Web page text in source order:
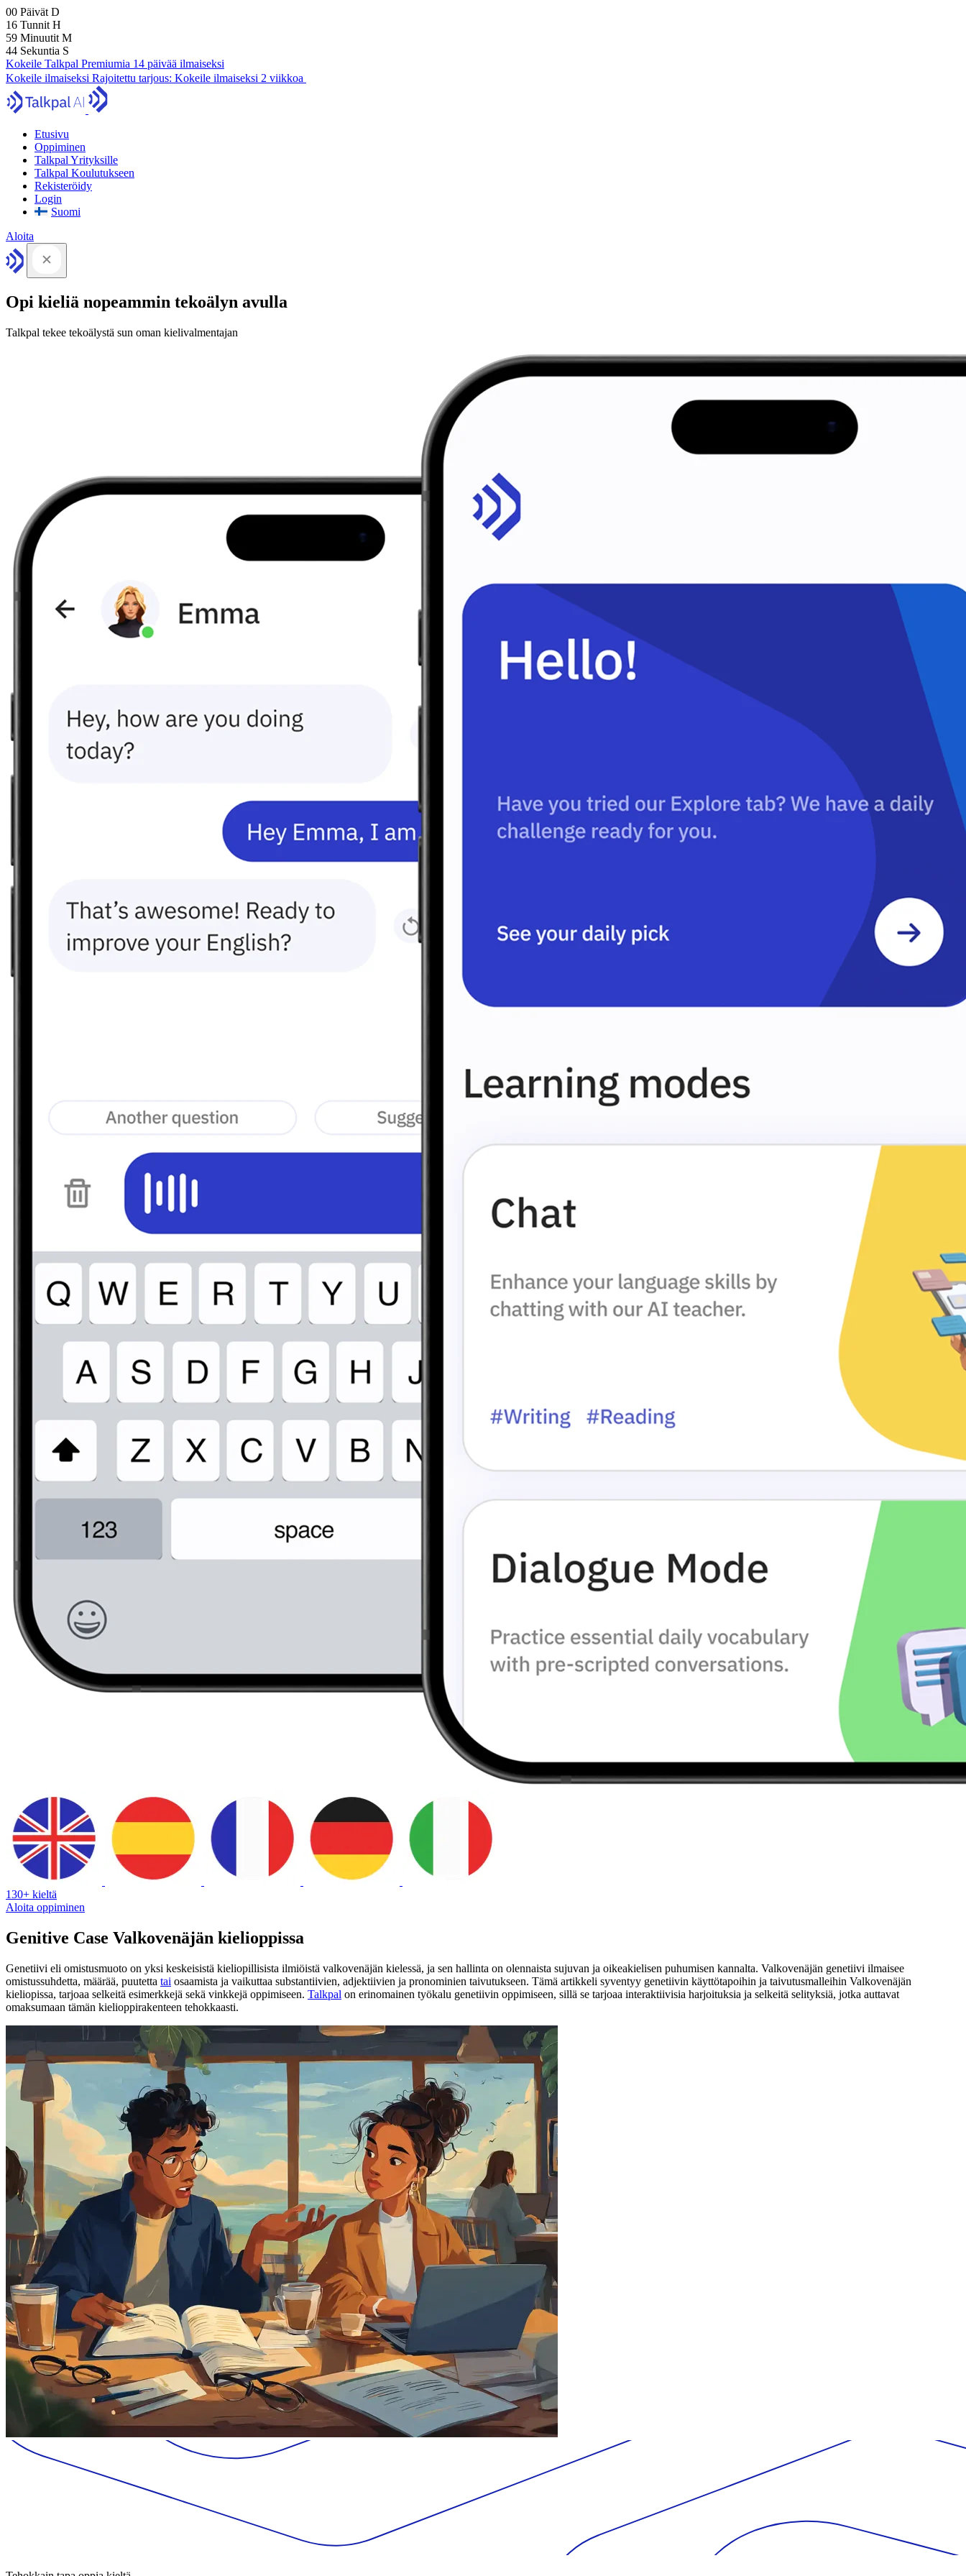
00 Päivät D
16 Tunnit H
59 Minuutit M
43 Sekuntia S
Kokeile Talkpal Premiumia 14 päivää ilmaiseksi
Kokeile ilmaiseksi Rajoitettu tarjous: Kokeile ilmaiseksi 2 viikkoa
Etusivu
Oppiminen
Talkpal Yrityksille
Talkpal Koulutukseen
Rekisteröidy
Login
Suomi
Aloita
Opi kieliä nopeammin tekoälyn avulla
Talkpal tekee tekoälystä sun oman kielivalmentajan
130+ kieltä
Aloita oppiminen
Genitive Case Valkovenäjän kielioppissa
Genetiivi eli omistusmuoto on yksi keskeisistä kieliopillisista ilmiöistä valkovenäjän kielessä, ja sen hallinta on olennaista sujuvan ja oikeakielisen puhumisen kannalta. Valkovenäjän genetiivi ilmaisee
omistussuhdetta, määrää, puutetta tai osaamista ja vaikuttaa substantiivien, adjektiivien ja pronominien taivutukseen. Tämä artikkeli syventyy genetiivin käyttötapoihin ja taivutusmalleihin Valkovenäjän
kieliopissa, tarjoaa selkeitä esimerkkejä sekä vinkkejä oppimiseen. Talkpal on erinomainen työkalu genetiivin oppimiseen, sillä se tarjoaa interaktiivisia harjoituksia ja selkeitä selityksiä, jotka auttavat
omaksumaan tämän kielioppirakenteen tehokkaasti.